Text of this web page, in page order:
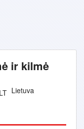
ir kilmė
Lietuva